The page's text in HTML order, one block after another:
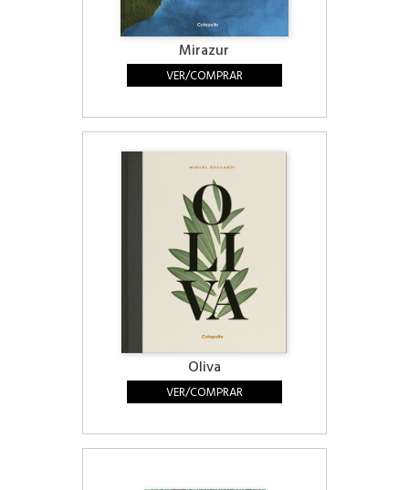
Mirazur
VER/COMPRAR
Oliva
VER/COMPRAR